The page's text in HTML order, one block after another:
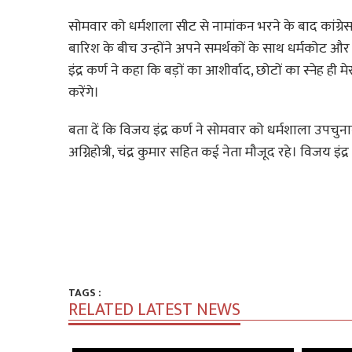
सोमवार को धर्मशाला सीट से नामांकन भरने के बाद
बारिश के बीच उन्होंने अपने समर्थकों के साथ धर्मकोट
इंद्र कर्ण ने कहा कि बड़ों का आशीर्वाद, छोटों का स्नेह
करेंगे।
बता दें कि विजय इंद्र कर्ण ने सोमवार को धर्मशाला
अग्निहोत्री, चंद्र कुमार सहित कई नेता मौजूद रहे।
TAGS :
RELATED LATEST NEWS